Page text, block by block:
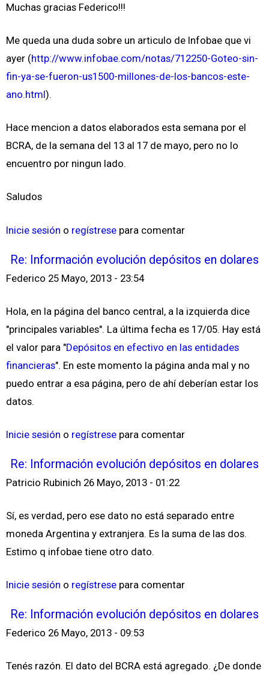
Muchas gracias Federico!!!
Me queda una duda sobre un articulo de Infobae que vi
ayer (http://www.infobae.com/notas/712250-Goteo-sin-
fin-ya-se-fueron-us1500-millones-de-los-bancos-este-
ano.html).
Hace mencion a datos elaborados esta semana por el
BCRA, de la semana del 13 al 17 de mayo, pero no lo
encuentro por ningun lado.
Saludos
Inicie sesión o regístrese para comentar
Re: Información evolución depósitos en dolares
Federico 25 Mayo, 2013 - 23:54
Hola, en la página del banco central, a la izquierda dice
"principales variables". La última fecha es 17/05. Hay está
el valor para "Depósitos en efectivo en las entidades
financieras". En este momento la página anda mal y no
puedo entrar a esa página, pero de ahí deberían estar los
datos.
Inicie sesión o regístrese para comentar
Re: Información evolución depósitos en dolares
Patricio Rubinich 26 Mayo, 2013 - 01:22
Sí, es verdad, pero ese dato no está separado entre
moneda Argentina y extranjera. Es la suma de las dos.
Estimo q infobae tiene otro dato.
Inicie sesión o regístrese para comentar
Re: Información evolución depósitos en dolares
Federico 26 Mayo, 2013 - 09:53
Tenés razón. El dato del BCRA está agregado. ¿De donde